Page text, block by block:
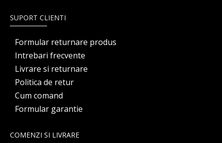
SUPORT CLIENTI
Formular returnare produs
Intrebari frecvente
Livrare si returnare
Politica de retur
Cum comand
Formular garantie
COMENZI SI LIVRARE